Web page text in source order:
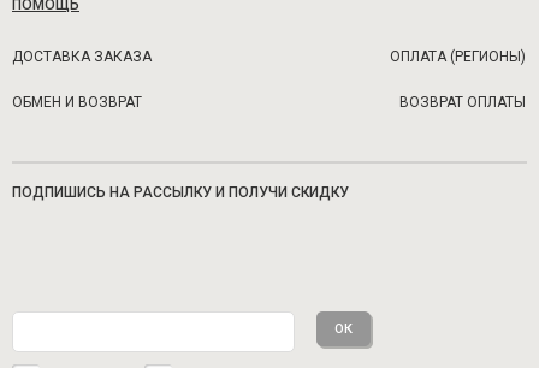
ПОМОЩЬ
ДОСТАВКА ЗАКАЗА ОПЛАТА (РЕГИОНЫ)
ОБМЕН И ВОЗВРАТ ВОЗВРАТ ОПЛАТЫ
ПОДПИШИСЬ НА РАССЫЛКУ И ПОЛУЧИ СКИДКУ